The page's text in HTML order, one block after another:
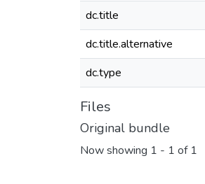
dc.title
dc.title.alternative
dc.type
Files
Original bundle
Now showing 1 - 1 of 1